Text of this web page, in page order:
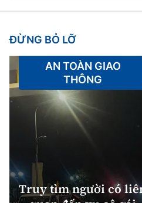
ĐỪNG BỎ LỠ
Truy tìm người có
AN TOÀN GIAO
THÔNG